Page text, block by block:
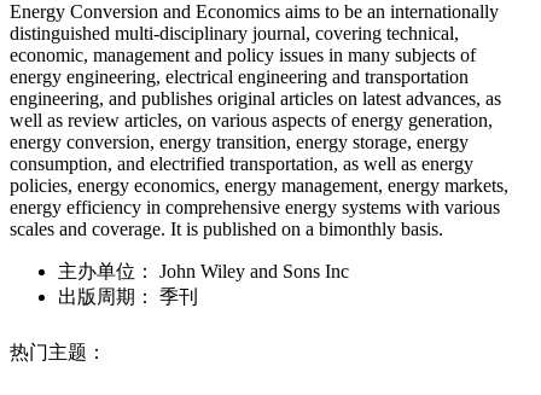
Energy Conversion and Economics aims to be an internationally
distinguished multi-disciplinary journal, covering technical,
economic, management and policy issues in many subjects of
energy engineering, electrical engineering and transportation
engineering, and publishes original articles on latest advances, as
well as review articles, on various aspects of energy generation,
energy conversion, energy transition, energy storage, energy
consumption, and electrified transportation, as well as energy
policies, energy economics, energy management, energy markets,
energy efficiency in comprehensive energy systems with various
scales and coverage. It is published on a bimonthly basis.
主办单位：
John Wiley and Sons Inc
出版周期：
季刊
热门主题：